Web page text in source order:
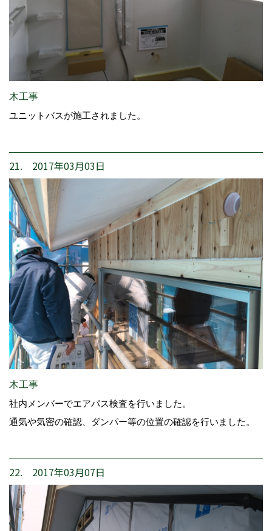
木工事
ユニットバスが施工されました。
21. 2017年03月03日
木工事
社内メンバーでエアパス検査を行いました。
通気や気密の確認、ダンパー等の位置の確認を行いました。
22. 2017年03月07日